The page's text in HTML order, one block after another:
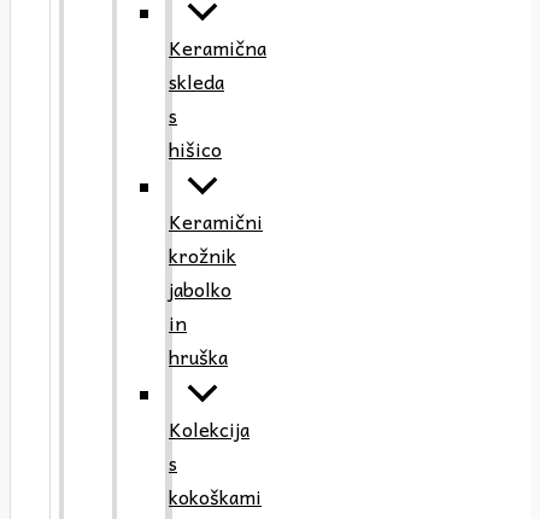
Keramična
skleda
s
hišico
Keramični
krožnik
jabolko
in
hruška
Kolekcija
s
kokoškami